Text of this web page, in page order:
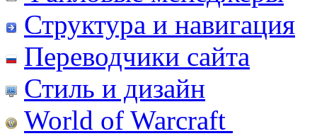
Структура и навигация
Переводчики сайта
Стиль и дизайн
World of Warcraft